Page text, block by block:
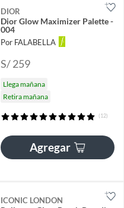
DIOR
Dior Glow Maximizer Palette -
004
Por FALABELLA
S/ 259
Llega mañana
Retira mañana
(12)
Agregar
ICONIC LONDON